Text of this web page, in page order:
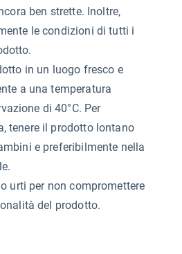
ben strette. Inoltre,
le condizioni di tutti i
in un luogo fresco e
a una temperatura
di 40°C. Per
tenere il prodotto lontano
e preferibilmente nella
urti per non compromettere
del prodotto.